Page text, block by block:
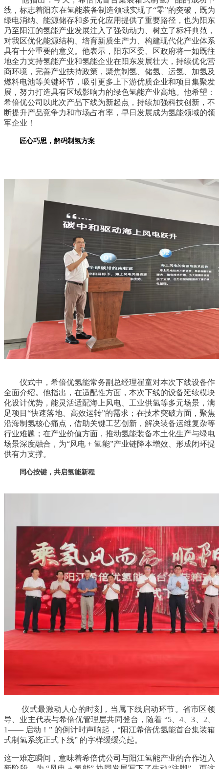
线，标志着阳东在氢能装备制造领域实现了“零”的突破，既为
绿电消纳、能源储存和多元化应用提供了重要路径，也为阳东
乃至阳江的氢能产业发展注入了强劲动力、树立了标杆典范，
对我区优化能源结构、培育新质生产力、构建现代化产业体系
具有十分重要的意义。 他表示，阳东区委、区政府将一如既往
地全力支持氢能产业和氢能企业在阳东发展壮大，持续优化营
商环境，完善产业扶持政策，聚焦制氢、储氢、运氢、加氢及
燃料电池等关键环节，吸引更多上下游优质企业和项目集聚发
展，努力打造具有区域影响力的绿色氢能产业高地。他希望：
希倍优公司以此次产品下线为新起点，持续加强科技创新，不
断提升产品竞争力和市场占有率，早日发展成为氢能领域的领
军企业！
匠心巧思，解码制氢方案
仪式中，希倍优氢能常务副总经理崔童对本次下线设备作
全面介绍。他指出， 在适配性方面，本次下线的设备延续模块
化设计优势，能灵活适配海上风电、工业供氢等多元场景，满
足项目“快速落地、高效运转”的需求；在技术突破方面，聚焦
沿海制氢核心痛点，借助关键工艺创新，解决装备运维复杂等
行业难题；在产业价值方面，推动氢能装备本土化生产与绿电
场景深度融合，为“风电 + 氢能”产业链降本增效、形成闭环提
供有力支撑。
同心按键，共启氢能新程
仪式最激动人心的时刻，当属下线启动环节。省市区领
导、业主代表与希倍优管理层共同登台，随着 “5、4、3、2、
1—— 启动！” 的倒计时声响起，“阳江希倍优氢能首台集装箱
式制氢系统正式下线” 的字样缓缓亮起。
这一难忘瞬间，意味着希倍优公司与阳江氢能产业的合作迈入